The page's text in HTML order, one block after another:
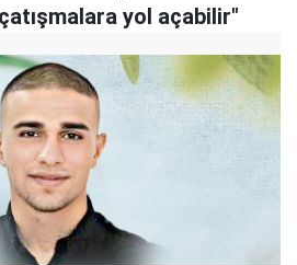
yol açabilir"